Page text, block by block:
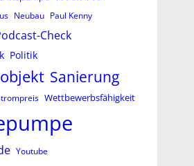
Neubau Paul Kenny
Check
Politik
Sanierung
Wettbewerbsfähigkeit
Youtube